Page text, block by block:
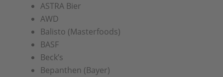
ASTRA Bier
AWD
Balisto (Masterfoods)
BASF
Beck’s
Bepanthen (Bayer)